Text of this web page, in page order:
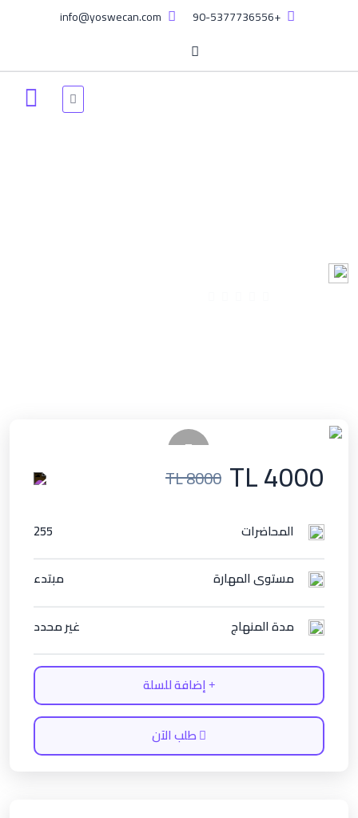
+90-5377736556
TL 4000
TL 8000
المحاضرات 255
مستوى المهارة مبتدء
مدة المنهاج غير محدد
إضافة للسلة
طلب الآن